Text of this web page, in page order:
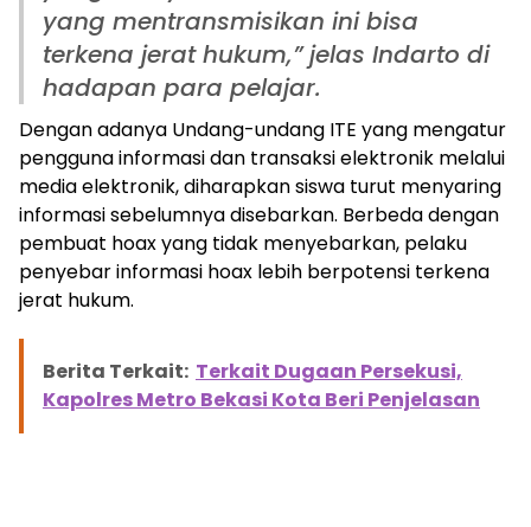
Meminimalisir Kenakalan Remaja Sejak Dini
yang mentransmisikan ini bisa
terkena jerat hukum,” jelas Indarto di
hadapan para pelajar.
Dengan adanya Undang-undang ITE yang mengatur
pengguna informasi dan transaksi elektronik melalui
media elektronik, diharapkan siswa turut menyaring
informasi sebelumnya disebarkan. Berbeda dengan
pembuat hoax yang tidak menyebarkan, pelaku
penyebar informasi hoax lebih berpotensi terkena
jerat hukum.
Berita Terkait: Terkait Dugaan Persekusi,
Kapolres Metro Bekasi Kota Beri Penjelasan